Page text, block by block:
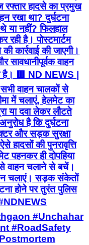
रफ्तार हादसे का प्रमुख
रखा था? दुर्घटना
या नहीं? फिलहाल
है। पोस्टमार्टम
कार्रवाई की जाएगी।
वाहन
है। 🟥 ND NEWS |
सभी वाहन चालकों से
में चलाएं, हेलमेट का
या दवा लेकर लौटते
है कि दुर्घटना
और सड़क सुरक्षा
हादसों की पुनरावृत्ति
पहनकर ही दोपहिया
वाहन चलाने से बचें।
न चलाएं। सड़क संकेतों
होने पर तुरंत पुलिस
#Unchahar
#RoadSafety